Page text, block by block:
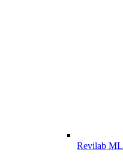
Revilab ML